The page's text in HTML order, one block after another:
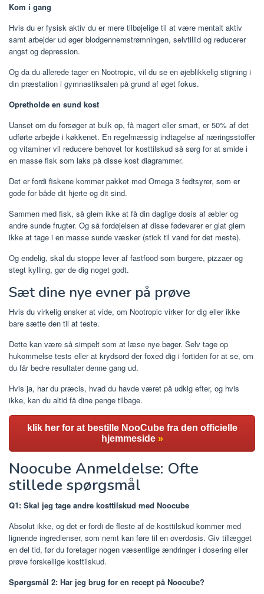
Kom i gang
Hvis du er fysisk aktiv du er mere tilbøjelige til at være mentalt aktiv
samt arbejder ud øger blodgennemstrømningen, selvtillid og reducerer
angst og depression.
Og da du allerede tager en Nootropic, vil du se en øjeblikkelig stigning i
din præstation i gymnastiksalen på grund af øget fokus.
Opretholde en sund kost
Uanset om du forsøger at bulk op, få magert eller smart, er 50% af det
udførte arbejde i køkkenet. En regelmæssig indtagelse af næringsstoffer
og vitaminer vil reducere behovet for kosttilskud så sørg for at smide i
en masse fisk som laks på disse kost diagrammer.
Det er fordi fiskene kommer pakket med Omega 3 fedtsyrer, som er
gode for både dit hjerte og dit sind.
Sammen med fisk, så glem ikke at få din daglige dosis af æbler og
andre sunde frugter. Og så fordøjelsen af ​​disse fødevarer er glat glem
ikke at tage i en masse sunde væsker (stick til vand for det meste).
Og endelig, skal du stoppe lever af fastfood som burgere, pizzaer og
stegt kylling, gør de dig noget godt.
Sæt dine nye evner på prøve
Hvis du virkelig ønsker at vide, om Nootropic virker for dig eller ikke
bare sætte den til at teste.
Dette kan være så simpelt som at læse nye bøger. Selv tage op
hukommelse tests eller at krydsord der foxed dig i fortiden for at se, om
du får bedre resultater denne gang ud.
Hvis ja, har du præcis, hvad du havde været på udkig efter, og hvis
ikke, kan du altid få dine penge tilbage.
klik her for at bestille NooCube fra den officielle
hjemmeside »
Noocube Anmeldelse: Ofte
stillede spørgsmål
Q1: Skal jeg tage andre kosttilskud med Noocube
Absolut ikke, og det er fordi de fleste af de kosttilskud kommer med
lignende ingredienser, som nemt kan føre til en overdosis. Giv tillægget
en del tid, før du foretager nogen væsentlige ændringer i dosering eller
prøve forskellige kosttilskud.
Spørgsmål 2: Har jeg brug for en recept på Noocube?